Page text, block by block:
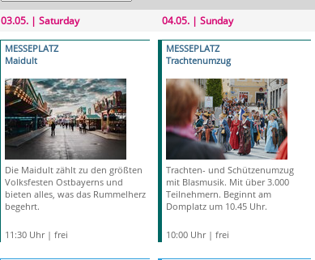
03.05. | Saturday
MESSEPLATZ
Maidult
Die Maidult zählt zu den größten
Volksfesten Ostbayerns und
bieten alles, was das Rummelherz
begehrt.
11:30 Uhr | frei
04.05. | Sunday
MESSEPLATZ
Trachtenumzug
Trachten- und Schützenumzug
mit Blasmusik. Mit über 3.000
Teilnehmern. Beginnt am
Domplatz um 10.45 Uhr.
10:00 Uhr | frei